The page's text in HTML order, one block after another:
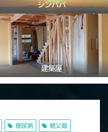
シンパパ
建築屋
糖尿病 親父飯